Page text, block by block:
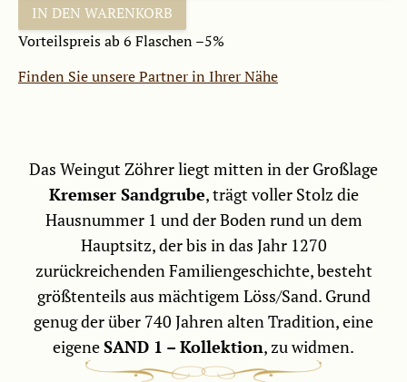
IN DEN WARENKORB
Vorteilspreis ab 6 Flaschen –5%
Finden Sie unsere Partner in Ihrer Nähe
Das Weingut Zöhrer liegt mitten in der Großlage
Kremser Sandgrube, trägt voller Stolz die
Hausnummer 1 und der Boden rund un dem
Hauptsitz, der bis in das Jahr 1270
zurückreichenden Familiengeschichte, besteht
größtenteils aus mächtigem Löss/Sand. Grund
genug der über 740 Jahren alten Tradition, eine
eigeneSAND 1 – Kollektion, zu widmen.